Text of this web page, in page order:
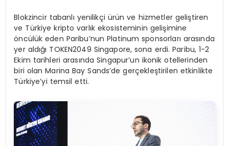
Blokzincir tabanlı yenilikçi ürün ve hizmetler geliştiren
ve Türkiye kripto varlık ekosisteminin gelişimine
öncülük eden Paribu’nun Platinum sponsorları arasında
yer aldığı TOKEN2049 Singapore, sona erdi. Paribu, 1-2
Ekim tarihleri arasında Singapur’un ikonik otellerinden
biri olan Marina Bay Sands’de gerçekleştirilen etkinlikte
Türkiye’yi temsil etti.